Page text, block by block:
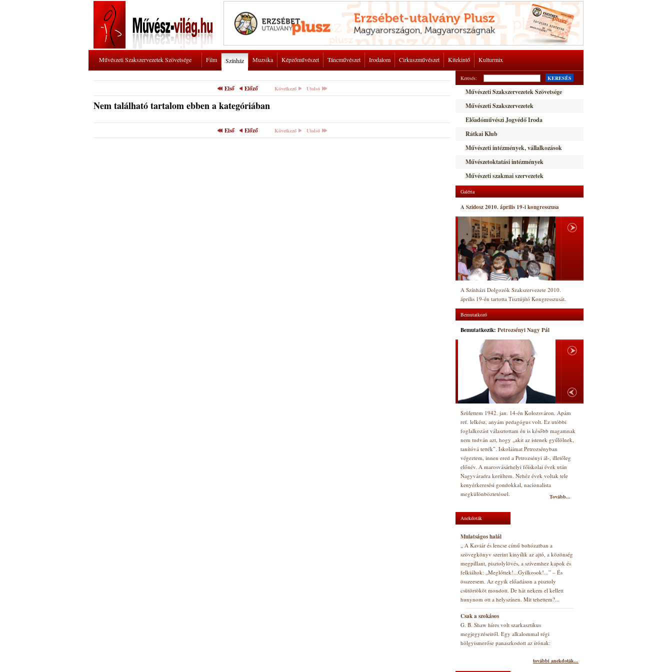
Művészeti Szakszervezetek Szövetsége Film Színház Muzsika Képzőművészet Táncművészet Irodalom Cirkuszművészet Kitekintő Kulturmix
Első Előző Következő Utolsó
Nem található tartalom ebben a kategóriában
Első Előző Következő Utolsó
Keresés: KERESÉS
Művészeti Szakszervezetek Szövetsége
Művészeti Szakszervezetek
Előadóművészi Jogvédő Iroda
Rátkai Klub
Művészeti intézmények, vállalkozások
Művészetoktatási intézmények
Művészeti szakmai szervezetek
Galéria
A Szidosz 2010. április 19-i kongresszusa
A Színházi Dolgozók Szakszervezete 2010.
április 19-én tartotta Tisztújító Kongresszusát.
Bemutatkozó
Bemutatkozik: Petrozsényi Nagy Pál
Születtem 1942. jan. 14-én Kolozsváron. Apám
ref. lelkész, anyám pedagógus volt. Ez utóbbi
foglalkozást választottam én is később magamnak
nem tudván azt, hogy „akit az istenek gyűlölnek,
tanítóvá tették”. Iskoláimat Petrozsényban
végeztem, innen ered a Petrozsényi ál-, illetőleg
előnév. A marosvásárhelyi főiskolai évek után
Nagyváradra kerültem. Nehéz évek voltak tele
kenyérkeresési gondokkal, nacionalista
megkülönböztetéssel.
Tovább...
Anekdoták
Mulatságos halál
„ A Kaviár és lencse című bohózatban a
szövegkönyv szerint kinyílik az ajtó, a közönség
megpillant, pisztolylövés, a szívemhez kapok és
felkiáltok: „Meglőttek!...Gyilkosok!...” – És
összeesem. Az egyik előadáson a pisztoly
csütörtököt mondott. De hát nekem el kellett
hunynom ott a helyszínen. Mit tehettem?...
Csak a szokásos
G. B. Shaw híres volt szarkasztikus
megjegyzéseiről. Egy alkalommal régi
hölgyismerőse panaszkodott az írónak:
további anekdoták...